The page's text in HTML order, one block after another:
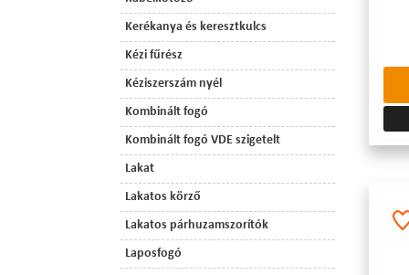
Kerékanya és keresztkulcs
Kézi fűrész
Kéziszerszám nyél
Kombinált fogó
Kombinált fogó VDE szigetelt
Lakat
Lakatos körző
Lakatos párhuzamszorítók
Laposfogó